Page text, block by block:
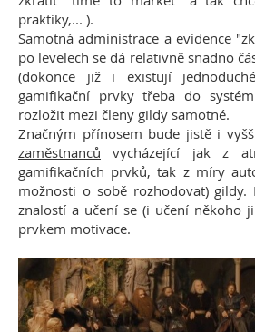
praktiky,... ).
Samotná administrace a evidence
po levelech se dá relativně snadno
(dokonce již i existují
gamifikační prvky třeba do
rozložit mezi členy gildy samotné.
Značným přínosem bude jistě i
zaměstnanců vycházející jak z
gamifikačních prvků, tak z míry
možnosti o sobě rozhodovat)
znalostí a učení se (i učení někoho
prvkem motivace.